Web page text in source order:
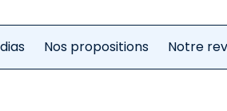
Nos propositions Notre